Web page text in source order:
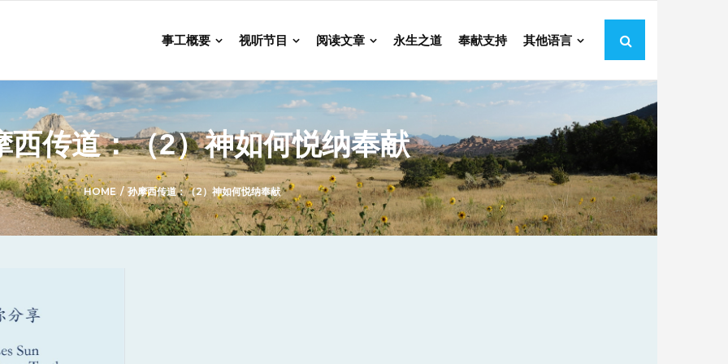
事工概要 视听节目 阅读文章 永生之道 奉献支持 其他语言
西传道：（2）神如何悦纳奉献
HOME / 孙摩西传道：（2）神如何悦纳奉献